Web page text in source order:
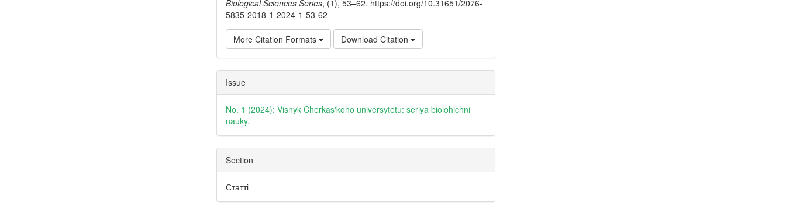
Biological Sciences Series, (1), 53–62. https://doi.org/10.31651/2076-
5835-2018-1-2024-1-53-62
More Citation Formats Download Citation
Issue
No. 1 (2024): Visnyk Cherkas'koho universytetu: seriya biolohichni
nauky.
Section
Статті